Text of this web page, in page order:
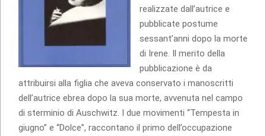
realizzate dall’autrice e
pubblicate postume
sessant’anni dopo la morte
di Irene. Il merito della
pubblicazione è da
attribuirsi alla figlia che aveva conservato i manoscritti
dell’autrice ebrea dopo la sua morte, avvenuta nel campo
di sterminio di Auschwitz. I due movimenti “Tempesta in
giugno” e “Dolce”, raccontano il primo dell’occupazione